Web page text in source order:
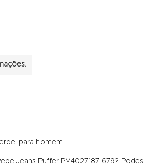
para homem.
Jeans Puffer PM4027187-679? Podes